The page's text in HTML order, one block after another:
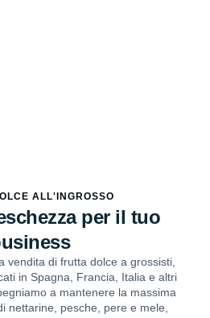
ALL'INGROSSO
per il tuo
vendita di frutta dolce a grossisti,
in Spagna, Francia, Italia e altri
a mantenere la massima
nettarine, pesche, pere e mele,